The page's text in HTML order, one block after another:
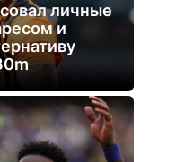
личные
и